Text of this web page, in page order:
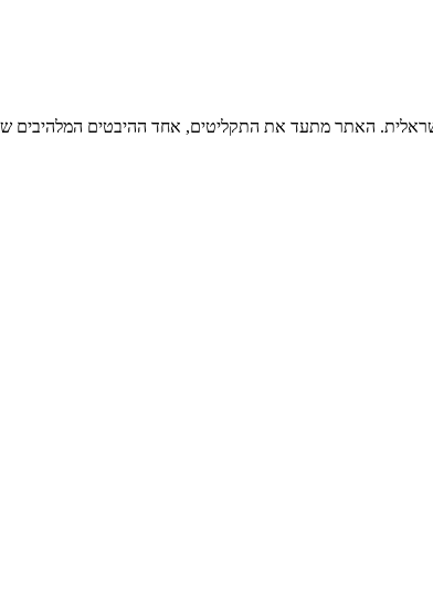
האתר מתעד את התקליטים, אחד ההיבטים המלהיבים